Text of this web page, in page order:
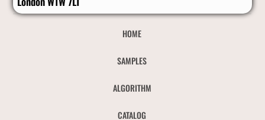
HOME
SAMPLES
ALGORITHM
CATALOG